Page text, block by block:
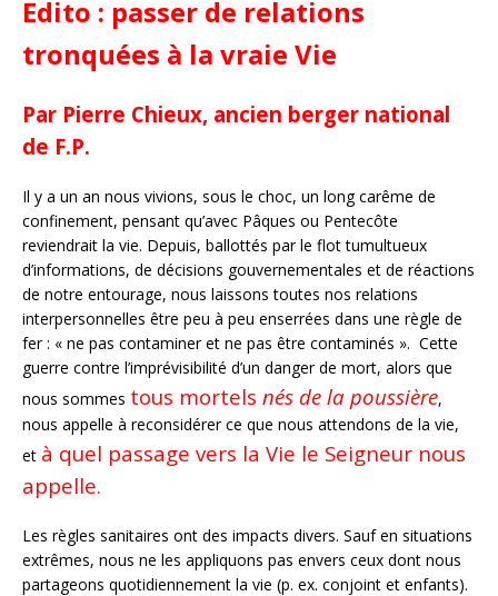
Edito : passer de relations
tronquées à la vraie Vie
Par Pierre Chieux, ancien berger national
de F.P.
Il y a un an nous vivions, sous le choc, un long carême de
confinement, pensant qu’avec Pâques ou Pentecôte
reviendrait la vie. Depuis, ballottés par le flot tumultueux
d’informations, de décisions gouvernementales et de réactions
de notre entourage, nous laissons toutes nos relations
interpersonnelles être peu à peu enserrées dans une règle de
fer : « ne pas contaminer et ne pas être contaminés ». Cette
guerre contre l’imprévisibilité d’un danger de mort, alors que
nous sommes tous mortels nés de la poussière,
nous appelle à reconsidérer ce que nous attendons de la vie,
et à quel passage vers la Vie le Seigneur nous
appelle.
Les règles sanitaires ont des impacts divers. Sauf en situations
extrêmes, nous ne les appliquons pas envers ceux dont nous
partageons quotidiennement la vie (p. ex. conjoint et enfants).